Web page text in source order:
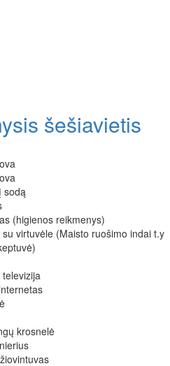
šešiavietis
sodą
(higienos reikmenys)
virtuvėle (Maisto ruošimo indai t.y
televizija
krosnelė